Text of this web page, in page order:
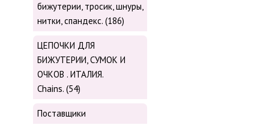
бижутерии, тросик, шнуры,
нитки, cпандекс. (186)
ЦЕПОЧКИ ДЛЯ
БИЖУТЕРИИ, СУМОК И
ОЧКОВ . ИТАЛИЯ.
Chains. (54)
Поставщики